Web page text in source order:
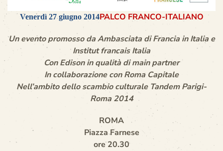
Venerdì 27 giugno 2014PALCO FRANCO-ITALIANO
Un evento promosso da Ambasciata di Francia in Italia e
Institut francais Italia
Con Edison in qualità di main partner
In collaborazione con Roma Capitale
Nell’ambito dello scambio culturale Tandem Parigi-
Roma 2014
ROMA
Piazza Farnese
ore 20.30